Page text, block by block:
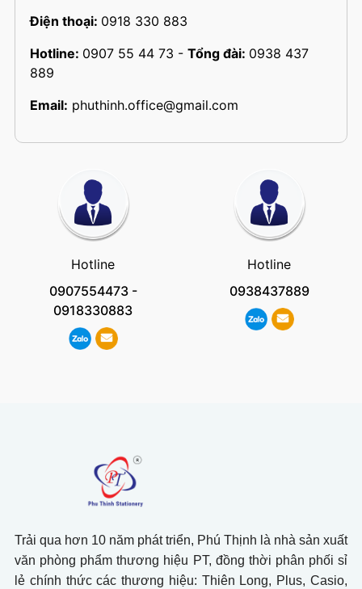
Điện thoại: 0918 330 883
Hotline: 0907 55 44 73 - Tổng đài: 0938 437
889
Email: phuthinh.office@gmail.com
Hotline
0907554473-
0918330883
Hotline
0938437889
Trải qua hơn 10 năm phát triển, Phú Thịnh là nhà sản xuất
văn phòng phẩm thương hiệu PT, đồng thời phân phối sỉ
lẻ chính thức các thương hiệu: Thiên Long, Plus, Casio,